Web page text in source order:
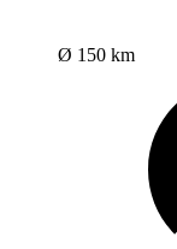
Ø 150 km